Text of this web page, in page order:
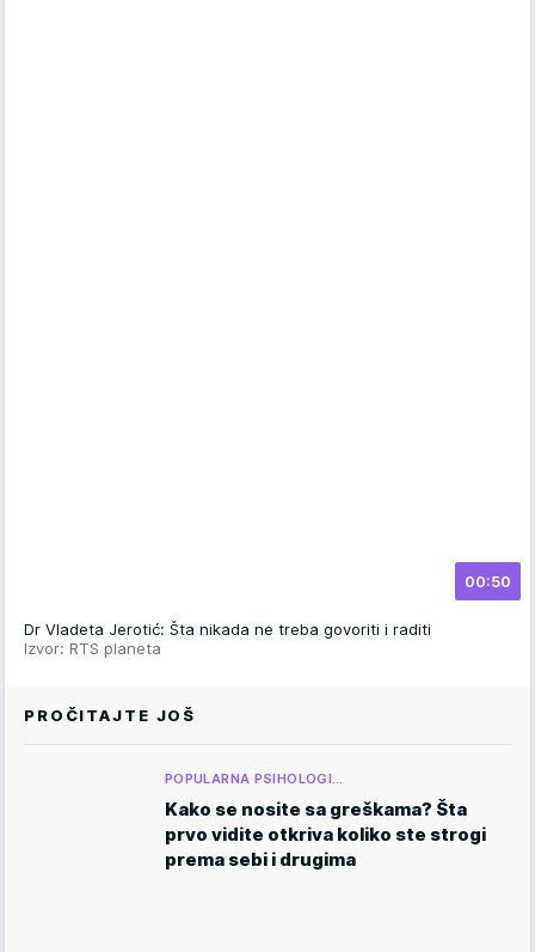
00:50
Dr Vladeta Jerotić: Šta nikada ne treba govoriti i raditi
Izvor: RTS planeta
PROČITAJTE JOŠ
POPULARNA PSIHOLOGI…
Kako se nosite sa greškama? Šta
prvo vidite otkriva koliko ste strogi
prema sebi i drugima